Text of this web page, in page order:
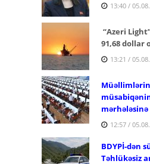
13:40 /
“Azeri
91,68 dollar
13:21 /
mərhələsinə
12:57 /
BDYPİ-dən
Təhlükəsiz